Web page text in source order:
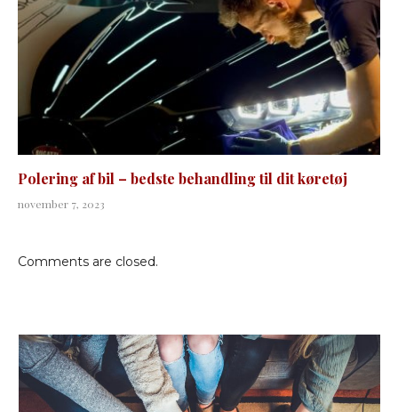
Polering af bil – bedste behandling til dit køretøj
november 7, 2023
Comments are closed.